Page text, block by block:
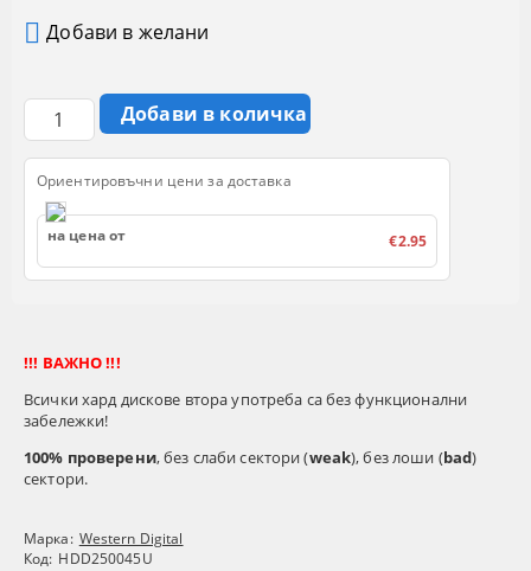
!!! ВАЖНО !!!
Всички хард дискове втора употреба са без функционални
забележки!
100% проверени, без слаби сектори (weak), без лоши (bad)
сектори.
Марка: Western Digital
Код: HDD250045U
Добави в желани
Ориентировъчни цени за доставка
на цена от €2.95